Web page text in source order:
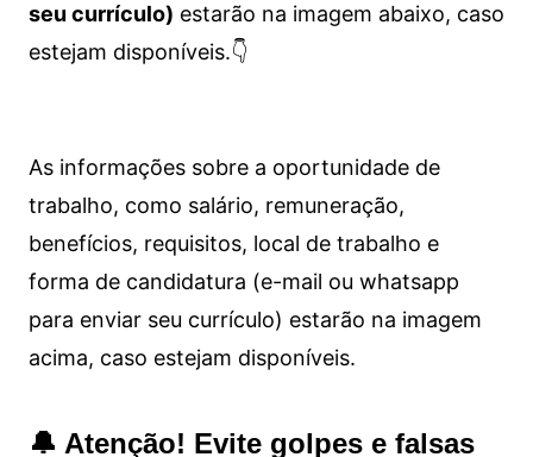
seu currículo) estarão na imagem abaixo, caso
estejam disponíveis.👇
As informações sobre a oportunidade de
trabalho, como salário, remuneração,
benefícios, requisitos, local de trabalho e
forma de candidatura (e-mail ou whatsapp
para enviar seu currículo) estarão na imagem
acima, caso estejam disponíveis.
🔔 Atenção! Evite golpes e falsas